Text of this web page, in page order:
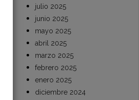
julio 2025
junio 2025
mayo 2025
abril 2025
marzo 2025
febrero 2025
enero 2025
diciembre 2024